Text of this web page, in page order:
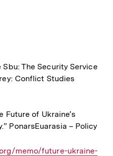
Sbu: The Security Service
Conflict Studies
Future of Ukraine’s
PonarsEuarasia – Policy
memo/future-ukraine-